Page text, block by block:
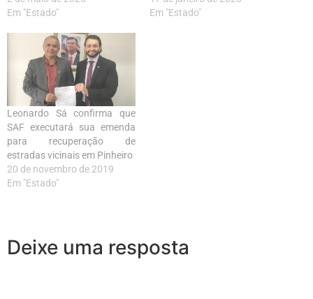
Em "Estado"
Em "Estado"
Leonardo Sá confirma que
SAF executará sua emenda
para recuperação de
estradas vicinais em Pinheiro
20 de novembro de 2019
Em "Estado"
Deixe uma resposta